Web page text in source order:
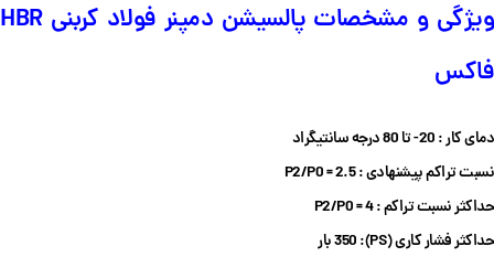
ویژگی و مشخصات پالسیشن دمپنر فولاد کربنی HBR
فاکس
دمای کار : 20- تا 80 درجه سانتیگراد
نسبت تراکم پیشنهادی : P2/P0 = 2.5
حداکثر نسبت تراکم : P2/P0 = 4
حداکثر فشار کاری (PS): 350 بار